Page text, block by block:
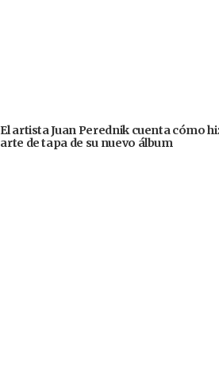
El artista Juan Perednik cuenta cómo
arte de tapa de su nuevo álbum